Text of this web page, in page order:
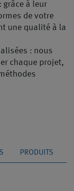
grâce à leur
de votre
une qualité à la
: nous
chaque projet,
PRODUITS